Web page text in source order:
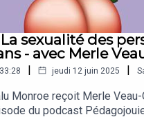
La sexualité des
- avec Merle
33:28 | jeudi 12 juin 2025 |
Monroe reçoit Merle
du podcast